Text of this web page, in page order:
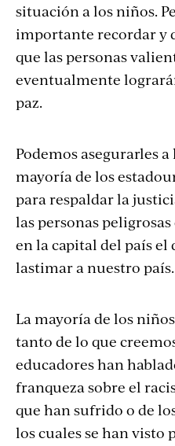
situación a los niños.
importante recordar y
que las personas
eventualmente
paz.
Podemos asegurarles
mayoría de los
para respaldar la
las personas
en la capital del país
lastimar a nuestro país.
La mayoría de los
tanto de lo que
educadores han
franqueza sobre el
que han sufrido o de
los cuales se han visto